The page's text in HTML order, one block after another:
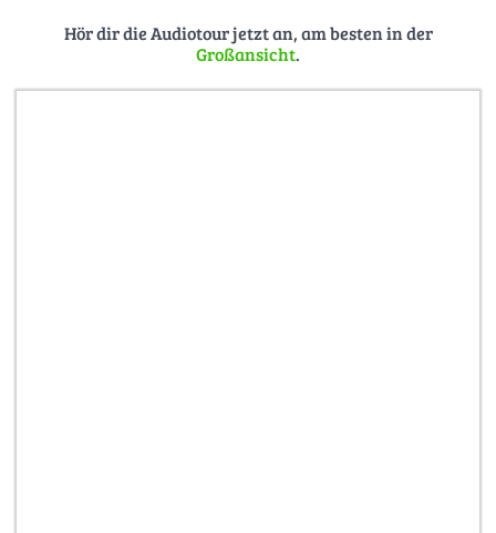
Hör dir die Audiotour jetzt an, am besten in der
Großansicht.